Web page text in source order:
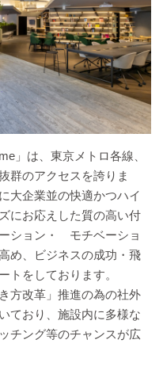
」は、東京メトロ各線、
群のアクセスを誇りま
大企業並の快適かつハイ
にお応えした質の高い付
ション・ モチベーショ
め、ビジネスの成功・飛
トをしております。
方改革」推進の為の社外
ており、施設内に多様な
チング等のチャンスが広